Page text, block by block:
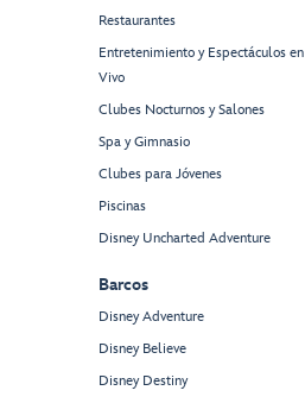
Restaurantes
Entretenimiento y Espectáculos en
Vivo
Clubes Nocturnos y Salones
Spa y Gimnasio
Clubes para Jóvenes
Piscinas
Disney Uncharted Adventure
Barcos
Disney Adventure
Disney Believe
Disney Destiny